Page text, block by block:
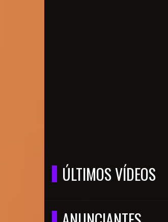
ÚLTIMOS VÍDEOS